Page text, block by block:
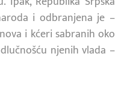
i odbranjena je –
i kćeri sabranih oko
njenih vlada –